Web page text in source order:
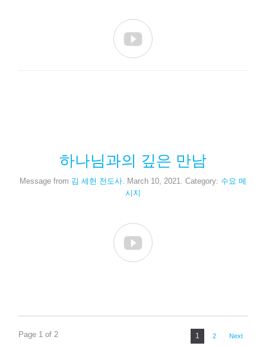

하나님과의 깊은 만남
Message from 김 세헌 전도사 . March 10, 2021. Category: 수요 메
시지

Page 1 of 2 1 2 Next